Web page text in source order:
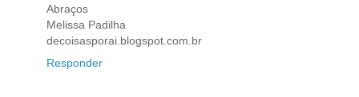
Abraços
Melissa Padilha
decoisasporai.blogspot.com.br
Responder